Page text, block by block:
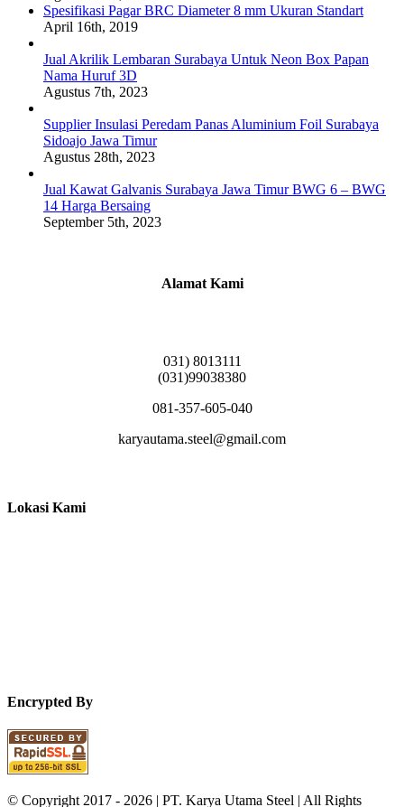
Spesifikasi Pagar BRC Diameter 8 mm Ukuran Standart
April 16th, 2019
Jual Akrilik Lembaran Surabaya Untuk Neon Box Papan
Nama Huruf 3D
Agustus 7th, 2023
Supplier Insulasi Peredam Panas Aluminium Foil Surabaya
Sidoajo Jawa Timur
Agustus 28th, 2023
Jual Kawat Galvanis Surabaya Jawa Timur BWG 6 – BWG
14 Harga Bersaing
September 5th, 2023
Alamat Kami
031) 8013111
(031)99038380
081-357-605-040
karyautama.steel@gmail.com
Lokasi Kami
Encrypted By
© Copyright 2017 - 2026 | PT. Karya Utama Steel | All Rights